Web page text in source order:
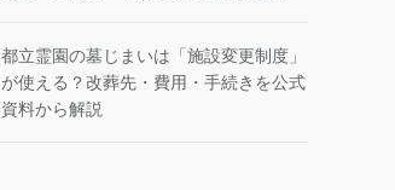
都立霊園の墓じまいは「施設変更制度」
が使える？改葬先・費用・手続きを公式
資料から解説